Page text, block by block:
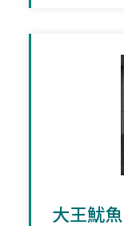
大王魷魚